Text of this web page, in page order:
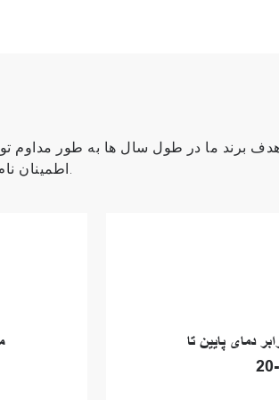
هدف برند ما در طول سال ها به طور مداوم
اطمینان نام تجاری خود را به جهان معرفی کنیم.
دمای پایین تا
-20